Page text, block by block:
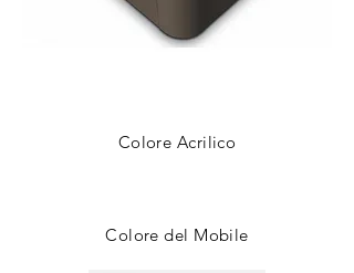
Colore Acrilico
Colore del Mobile